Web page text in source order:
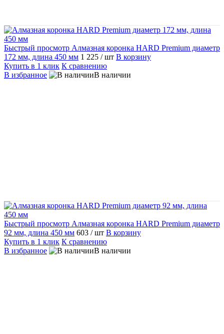
Быстрый просмотр Алмазная коронка HARD Premium диаметр
172 мм, длина 450 мм 1 225 / шт В корзину
Купить в 1 клик К сравнению
В избранное
В наличии
Быстрый просмотр Алмазная коронка HARD Premium диаметр
92 мм, длина 450 мм 603 / шт В корзину
Купить в 1 клик К сравнению
В избранное
В наличии